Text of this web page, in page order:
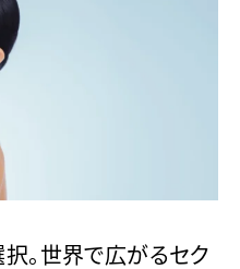
択。世界で広がるセク